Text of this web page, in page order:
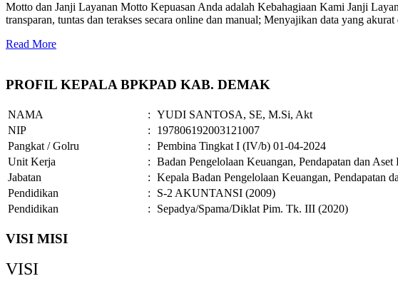
Motto dan Janji Layanan Motto Kepuasan Anda adalah Kebahagiaan Kami Janji
transparan, tuntas dan terakses secara online dan manual; Menyajikan data yang
Read More
PROFIL KEPALA BPKPAD KAB. DEMAK
NAMA : YUDI SANTOSA, SE, M.Si, Akt
NIP
:
197806192003121007
Pangkat / Golru
: Pembina Tingkat I (IV/b) 01-04-2024
Unit Kerja
: Badan Pengelolaan Keuangan, Pendapatan dan Aset
Jabatan
: Kepala Badan Pengelolaan Keuangan, Pendapatan
Pendidikan
:
S-2 AKUNTANSI (2009)
Pendidikan
: Sepadya/Spama/Diklat Pim. Tk. III (2020)
VISI MISI
VISI